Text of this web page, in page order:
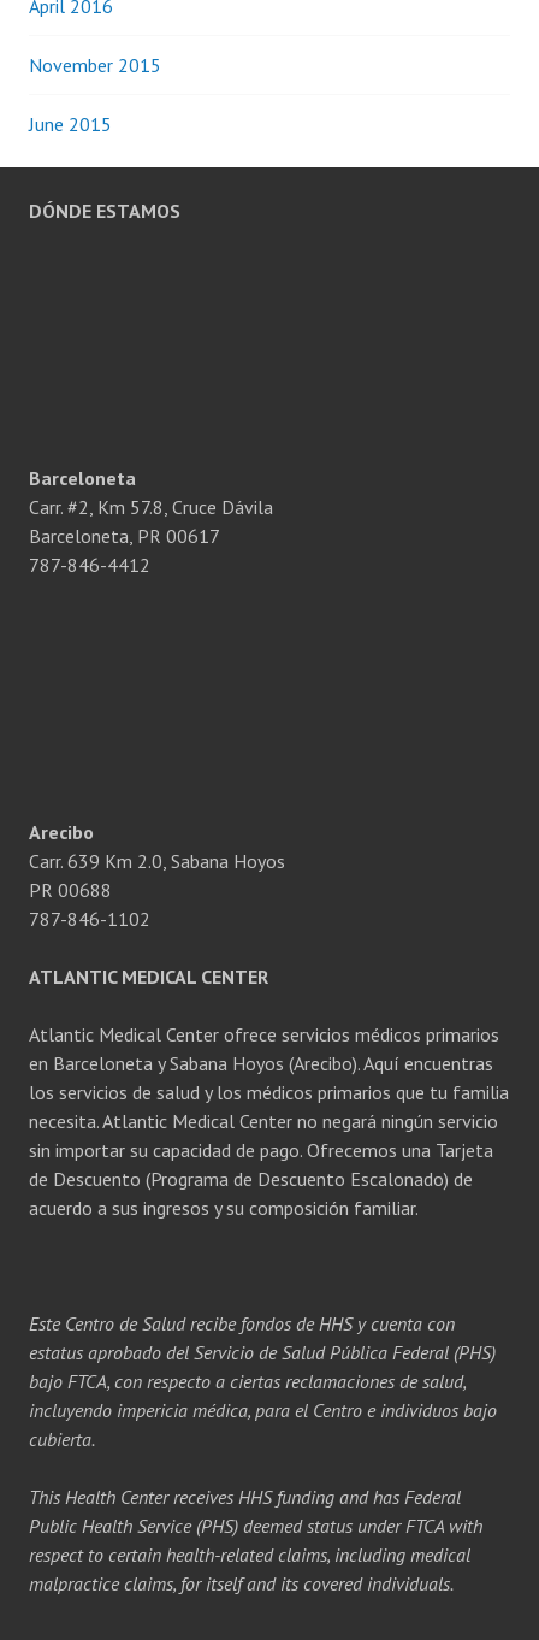
April 2016
November 2015
June 2015
DÓNDE ESTAMOS
Barceloneta
Carr. #2, Km 57.8, Cruce Dávila
Barceloneta, PR 00617
787-846-4412
Arecibo
Carr. 639 Km 2.0, Sabana Hoyos
PR 00688
787-846-1102
ATLANTIC MEDICAL CENTER
Atlantic Medical Center ofrece servicios médicos primarios
en Barceloneta y Sabana Hoyos (Arecibo). Aquí encuentras
los servicios de salud y los médicos primarios que tu familia
necesita. Atlantic Medical Center no negará ningún servicio
sin importar su capacidad de pago. Ofrecemos una Tarjeta
de Descuento (Programa de Descuento Escalonado) de
acuerdo a sus ingresos y su composición familiar.
Este Centro de Salud recibe fondos de HHS y cuenta con
estatus aprobado del Servicio de Salud Pública Federal (PHS)
bajo FTCA, con respecto a ciertas reclamaciones de salud,
incluyendo impericia médica, para el Centro e individuos bajo
cubierta.
This Health Center receives HHS funding and has Federal
Public Health Service (PHS) deemed status under FTCA with
respect to certain health-related claims, including medical
malpractice claims, for itself and its covered individuals.